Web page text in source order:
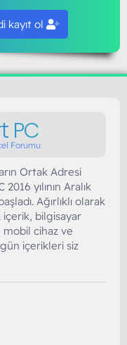
kayıt ol
PC
Forumu
Ortak Adresi
yılının Aralık
Ağırlıklı olarak
bilgisayar
mobil cihaz ve
içerikleri siz